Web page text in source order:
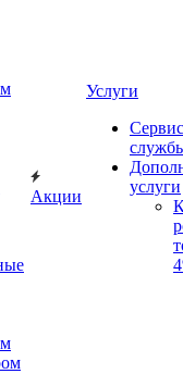
Акции
Услуги
услуги